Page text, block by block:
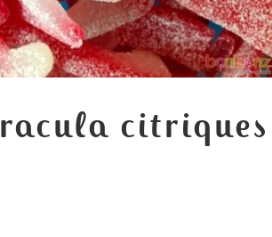
citriques